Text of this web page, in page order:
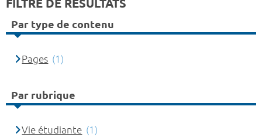
FILTRE DE RÉSULTATS
Par type de contenu
Pages (1)
Par rubrique
Vie étudiante (1)